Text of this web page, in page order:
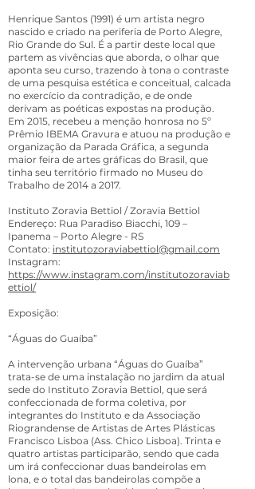
Henrique Santos (1991) é um artista negro
nascido e criado na periferia de Porto Alegre,
Rio Grande do Sul. É a partir deste local que
partem as vivências que aborda, o olhar que
aponta seu curso, trazendo à tona o contraste
de uma pesquisa estética e conceitual, calcada
no exercício da contradição, e de onde
derivam as poéticas​ expostas na produção.
Em 2015, recebeu a menção honrosa no 5º
Prêmio IBEMA Gravura e atuou na produção e
organização da Parada Gráfica, a segunda
maior feira de artes gráficas do Brasil, que
tinha seu território firmado no Museu do
Trabalho de 2014 a 2017.
Instituto Zoravia Bettiol / Zoravia Bettiol
Endereço: Rua Paradiso Biacchi, 109 –
Ipanema – Porto Alegre - RS
Contato: institutozoraviabettiol@gmail.com
Instagram:
https://www.instagram.com/institutozoraviab
ettiol/
Exposição:
“Águas do Guaíba”
A intervenção urbana “Águas do Guaíba”
trata-se de uma instalação no jardim da atual
sede do Instituto Zoravia Bettiol, que será
confeccionada de forma coletiva, por
integrantes do Instituto e da Associação
Riograndense de Artistas de Artes Plásticas
Francisco Lisboa (Ass. Chico Lisboa). Trinta e
quatro artistas participarão, sendo que cada
um irá confeccionar duas bandeirolas em
lona, e o total das bandeirolas compõe a